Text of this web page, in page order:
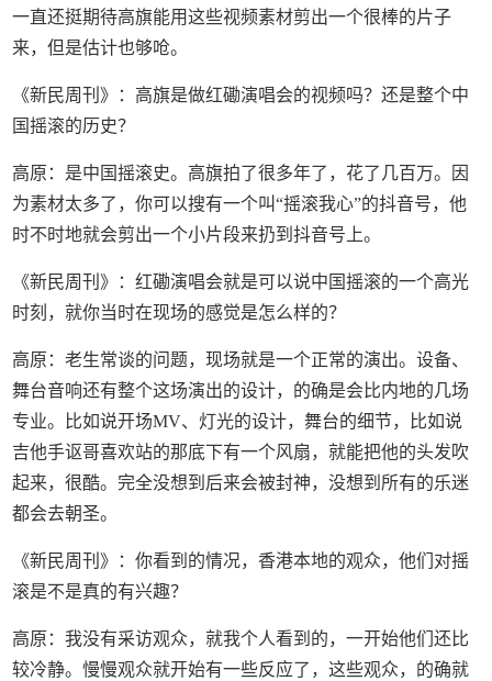
一直还挺期待高旗能用这些视频素材剪出一个很棒的片子
来，但是估计也够呛。
《新民周刊》：高旗是做红磡演唱会的视频吗？还是整个中
国摇滚的历史？
高原：是中国摇滚史。高旗拍了很多年了，花了几百万。因
为素材太多了，你可以搜有一个叫“摇滚我心”的抖音号，他
时不时地就会剪出一个小片段来扔到抖音号上。
《新民周刊》：红磡演唱会就是可以说中国摇滚的一个高光
时刻，就你当时在现场的感觉是怎么样的？
高原：老生常谈的问题，现场就是一个正常的演出。设备、
舞台音响还有整个这场演出的设计，的确是会比内地的几场
专业。比如说开场MV、灯光的设计，舞台的细节，比如说
吉他手讴哥喜欢站的那底下有一个风扇，就能把他的头发吹
起来，很酷。完全没想到后来会被封神，没想到所有的乐迷
都会去朝圣。
《新民周刊》：你看到的情况，香港本地的观众，他们对摇
滚是不是真的有兴趣？
高原：我没有采访观众，就我个人看到的，一开始他们还比
较冷静。慢慢观众就开始有一些反应了，这些观众，的确就